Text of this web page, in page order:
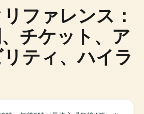
ファレンス：
チケット、ア
ティ、ハイラ